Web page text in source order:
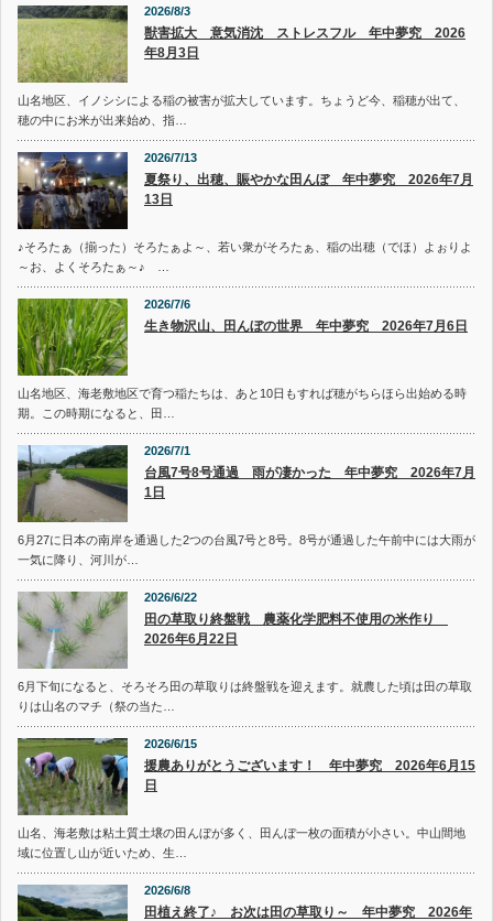
2026/8/3
獣害拡大 意気消沈 ストレスフル 年中夢究 2026
年8月3日
山名地区、イノシシによる稲の被害が拡大しています。ちょうど今、稲穂が出て、
穂の中にお米が出来始め、指…
2026/7/13
夏祭り、出穂、賑やかな田んぼ 年中夢究 2026年7月
13日
♪そろたぁ（揃った）そろたぁよ～、若い衆がそろたぁ、稲の出穂（でほ）よぉりよ
～お、よくそろたぁ～♪ …
2026/7/6
生き物沢山、田んぼの世界 年中夢究 2026年7月6日
山名地区、海老敷地区で育つ稲たちは、あと10日もすれば穂がちらほら出始める時
期。この時期になると、田…
2026/7/1
台風7号8号通過 雨が凄かった 年中夢究 2026年7月
1日
6月27に日本の南岸を通過した2つの台風7号と8号。8号が通過した午前中には大雨が
一気に降り、河川が…
2026/6/22
田の草取り終盤戦 農薬化学肥料不使用の米作り
2026年6月22日
6月下旬になると、そろそろ田の草取りは終盤戦を迎えます。就農した頃は田の草取
りは山名のマチ（祭の当た…
2026/6/15
援農ありがとうございます！ 年中夢究 2026年6月15
日
山名、海老敷は粘土質土壌の田んぼが多く、田んぼ一枚の面積が小さい。中山間地
域に位置し山が近いため、生…
2026/6/8
田植え終了♪ お次は田の草取り～ 年中夢究 2026年